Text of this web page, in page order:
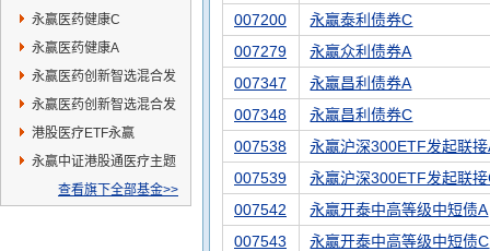
永赢医药健康C
永赢医药健康A
永赢医药创新智选混合发
起A
永赢医药创新智选混合发
起C
港股医疗ETF永赢
永赢中证港股通医疗主题
ETF发起联接A
查看旗下全部基金>>
007200
永赢泰利债券C
007279
永赢众利债券A
007347
永赢昌利债券A
007348
永赢昌利债券C
007538
永赢沪深300ETF发起联
007539
永赢沪深300ETF发起联
007542
永赢开泰中高等级中短债A
007543
永赢开泰中高等级中短债C